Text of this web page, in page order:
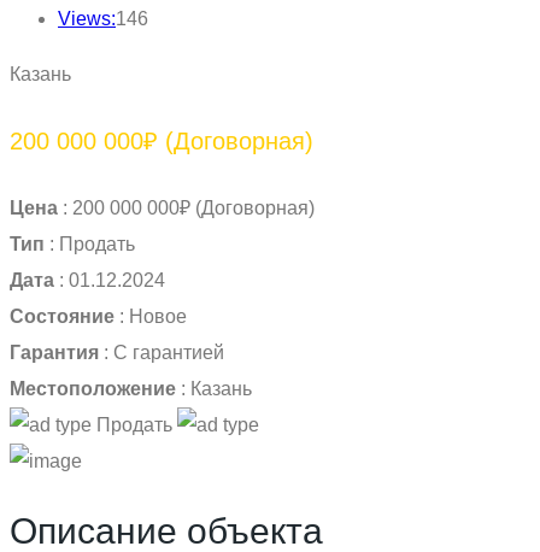
Views:146
Казань
200 000 000₽ (Договорная)
Цена : 200 000 000₽ (Договорная)
Тип : Продать
Дата : 01.12.2024
Состояние : Новое
Гарантия : С гарантией
Местоположение : Казань
Продать
Описание объекта